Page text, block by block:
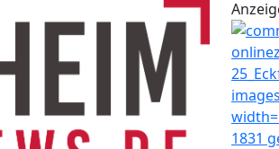
1831